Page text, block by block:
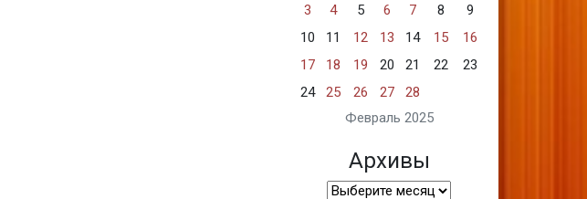
Февраль 2025
3
4 5 6 7 8
9
10
11 12 13 14 15
16
17
18 19 20 21 22
23
24
25 26 27 28
Архивы
Архивы